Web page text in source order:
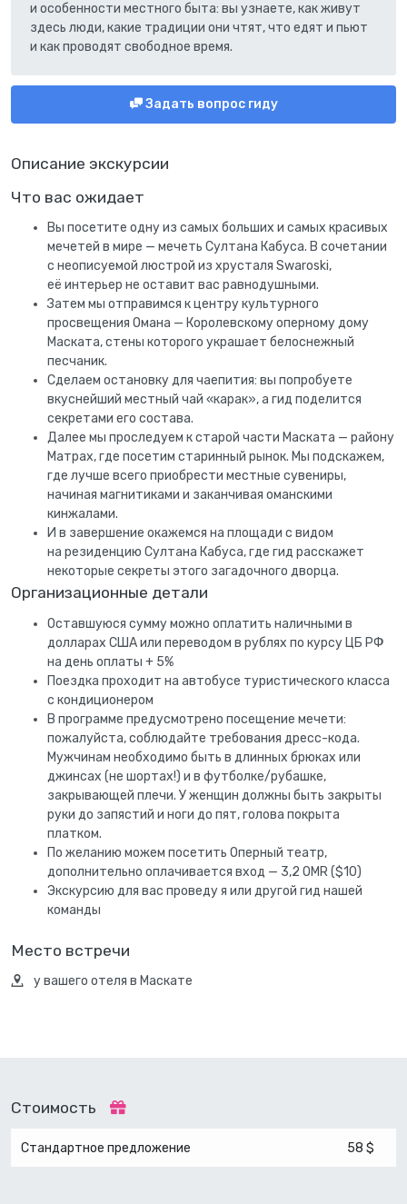
Описание экскурсии
Что вас ожидает
Вы посетите одну из самых больших и самых красивых
мечетей в мире — мечеть Султана Кабуса. В сочетании
с неописуемой люстрой из хрусталя Swaroski,
её интерьер не оставит вас равнодушными.
Затем мы отправимся к центру культурного
просвещения Омана — Королевскому оперному дому
Маската, стены которого украшает белоснежный
песчаник.
Сделаем остановку для чаепития: вы попробуете
вкуснейший местный чай «карак», а гид поделится
секретами его состава.
Далее мы проследуем к старой части Маската — району
Матрах, где посетим старинный рынок. Мы подскажем,
где лучше всего приобрести местные сувениры,
начиная магнитиками и заканчивая оманскими
кинжалами.
И в завершение окажемся на площади с видом
на резиденцию Султана Кабуса, где гид расскажет
некоторые секреты этого загадочного дворца.
Организационные детали
Оставшуюся сумму можно оплатить наличными в
долларах США или переводом в рублях по курсу ЦБ РФ
на день оплаты + 5%
Поездка проходит на автобусе туристического класса
с кондиционером
В программе предусмотрено посещение мечети:
пожалуйста, соблюдайте требования дресс-кода.
Мужчинам необходимо быть в длинных брюках или
джинсах (не шортах!) и в футболке/рубашке,
закрывающей плечи. У женщин должны быть закрыты
руки до запястий и ноги до пят, голова покрыта
платком.
По желанию можем посетить Оперный театр,
дополнительно оплачивается вход — 3,2 OMR ($10)
Экскурсию для вас проведу я или другой гид нашей
команды
Место встречи
у вашего отеля в Маскате
и особенности местного быта: вы узнаете, как живут
здесь люди, какие традиции они чтят, что едят и пьют
и как проводят свободное время.
Задать вопрос гиду
Стоимость
Стандартное предложение 58 $